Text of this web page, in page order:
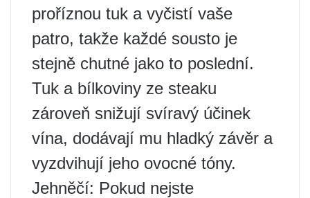
proříznou tuk a vyčistí vaše
patro, takže každé sousto je
stejně chutné jako to poslední.
Tuk a bílkoviny ze steaku
zároveň snižují svíravý účinek
vína, dodávají mu hladký závěr a
vyzdvihují jeho ovocné tóny.
Jehněčí: Pokud nejste